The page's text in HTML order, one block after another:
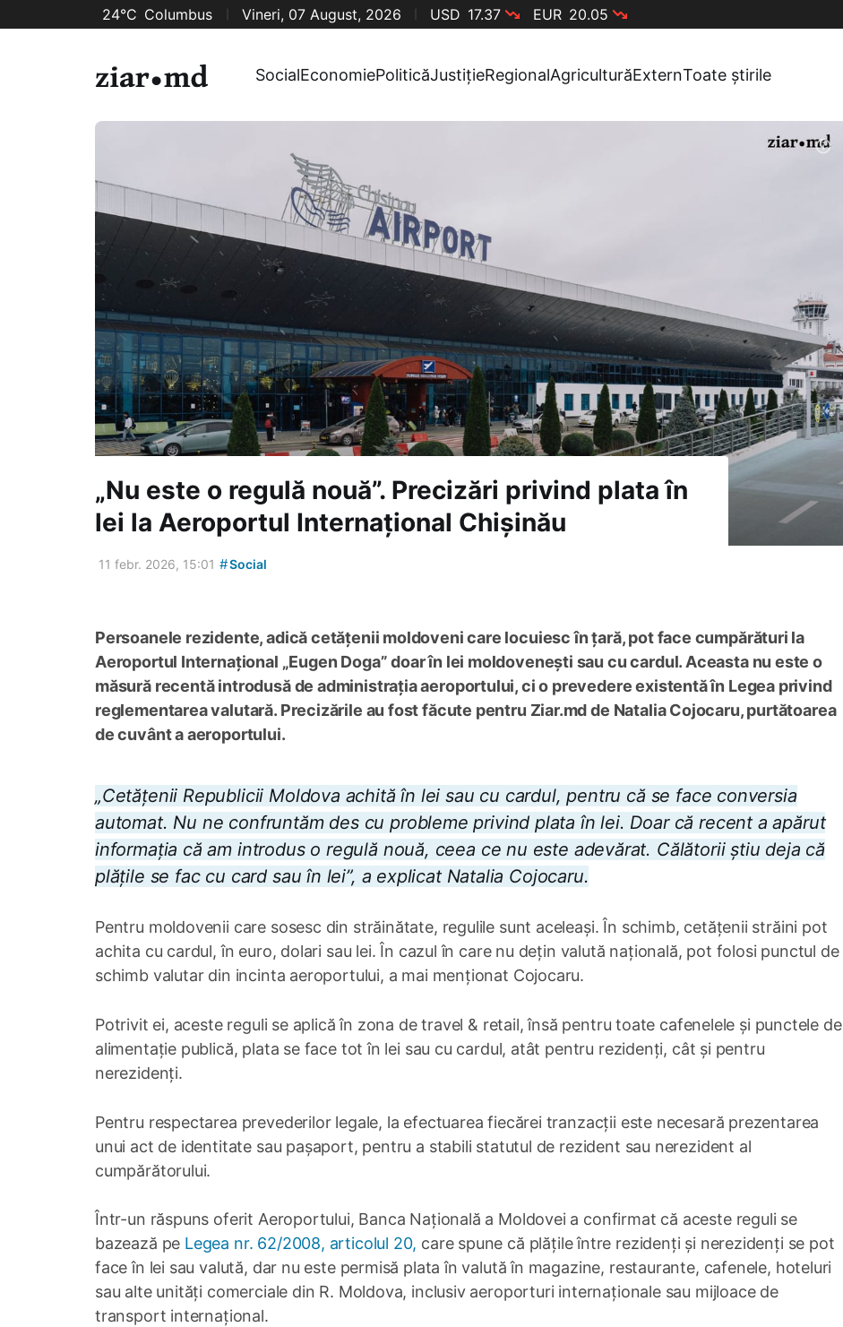
24°C Columbus Vineri, 07 August, 2026 USD 17.37 EUR 20.05
SocialEconomiePoliticăJustițieRegionalAgriculturăExternToate știrile
„Nu este o regulă nouă”. Precizări privind plata în
lei la Aeroportul Internațional Chișinău
11 febr. 2026, 15:01 #Social
Persoanele rezidente, adică cetățenii moldoveni care locuiesc în țară, pot face cumpărături la
Aeroportul Internațional „Eugen Doga” doar în lei moldovenești sau cu cardul. Aceasta nu este o
măsură recentă introdusă de administrația aeroportului, ci o prevedere existentă în Legea privind
reglementarea valutară. Precizările au fost făcute pentru Ziar.md de Natalia Cojocaru, purtătoarea
de cuvânt a aeroportului.
„Cetățenii Republicii Moldova achită în lei sau cu cardul, pentru că se face conversia
automat. Nu ne confruntăm des cu probleme privind plata în lei. Doar că recent a apărut
informația că am introdus o regulă nouă, ceea ce nu este adevărat. Călătorii știu deja că
plățile se fac cu card sau în lei”, a explicat Natalia Cojocaru.
Pentru moldovenii care sosesc din străinătate, regulile sunt aceleași. În schimb, cetățenii străini pot
achita cu cardul, în euro, dolari sau lei. În cazul în care nu dețin valută națională, pot folosi punctul de
schimb valutar din incinta aeroportului, a mai menționat Cojocaru.
Potrivit ei, aceste reguli se aplică în zona de travel & retail, însă pentru toate cafenelele și punctele de
alimentație publică, plata se face tot în lei sau cu cardul, atât pentru rezidenți, cât și pentru
nerezidenți.
Pentru respectarea prevederilor legale, la efectuarea fiecărei tranzacții este necesară prezentarea
unui act de identitate sau pașaport, pentru a stabili statutul de rezident sau nerezident al
cumpărătorului.
Într-un răspuns oferit Aeroportului, Banca Națională a Moldovei a confirmat că aceste reguli se
bazează pe Legea nr. 62/2008, articolul 20, care spune că plățile între rezidenți și nerezidenți se pot
face în lei sau valută, dar nu este permisă plata în valută în magazine, restaurante, cafenele, hoteluri
sau alte unități comerciale din R. Moldova, inclusiv aeroporturi internaționale sau mijloace de
transport internațional.